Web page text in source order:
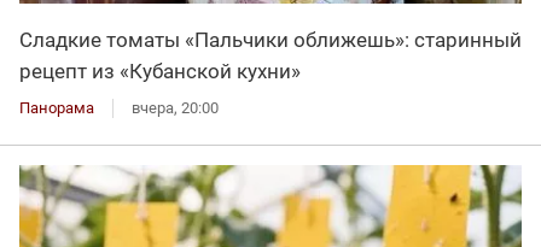
Сладкие томаты «Пальчики оближешь»: старинный
рецепт из «Кубанской кухни»
Панорама вчера, 20:00